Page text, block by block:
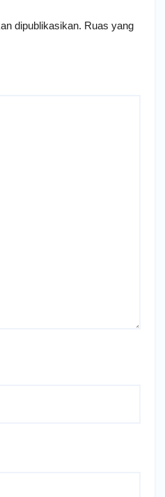
dipublikasikan. Ruas yang